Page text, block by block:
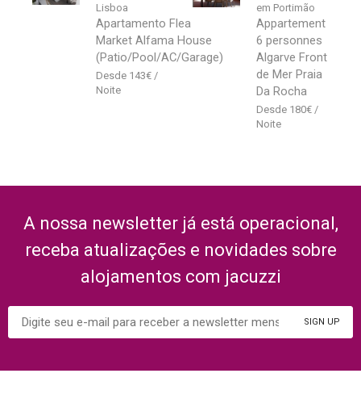
Lisboa
Apartamento Flea
Market Alfama House
(Patio/Pool/AC/Garage)
143€
em Portimão
Appartement
6 personnes
Algarve Front
de Mer Praia
Da Rocha
180€
A nossa newsletter já está operacional,
receba atualizações e novidades sobre
alojamentos com jacuzzi